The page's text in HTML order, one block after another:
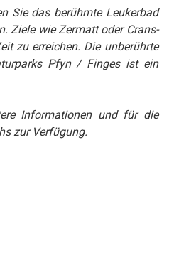
Sie das berühmte Leukerbad
Ziele wie Zermatt oder Crans-
zu erreichen. Die unberührte
Pfyn / Finges ist ein
Informationen und für die
zur Verfügung.